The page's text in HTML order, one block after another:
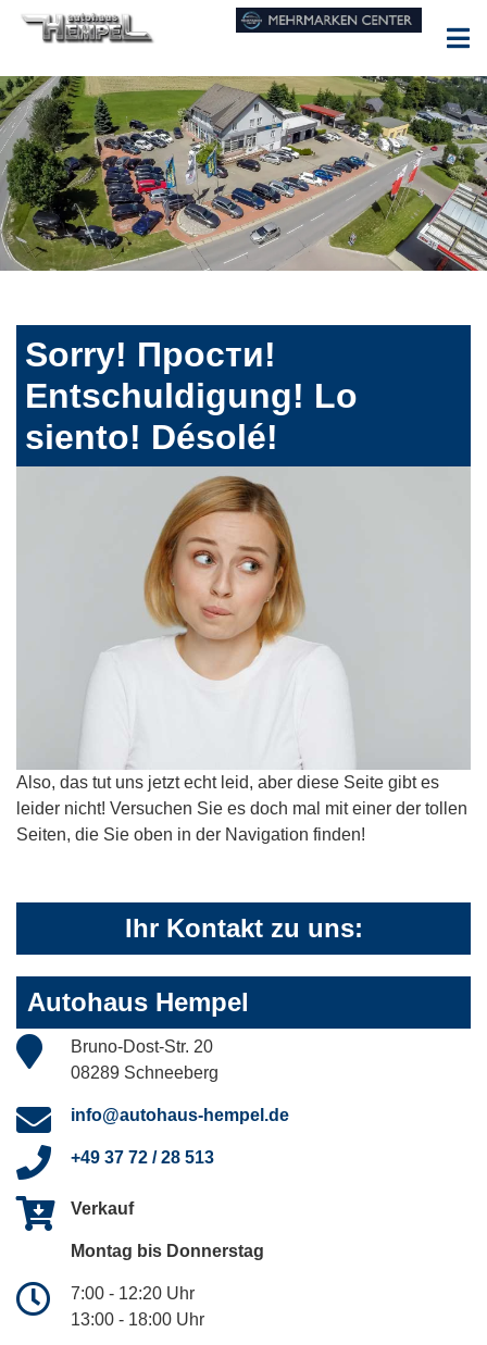
Sorry! Прости!
Entschuldigung! Lo
siento! Désolé!
Also, das tut uns jetzt echt leid, aber diese Seite gibt es
leider nicht! Versuchen Sie es doch mal mit einer der tollen
Seiten, die Sie oben in der Navigation finden!
Ihr Kontakt zu uns:
Autohaus Hempel
Bruno-Dost-Str. 20
08289 Schneeberg
info@autohaus-hempel.de
+49 37 72 / 28 513
Verkauf
Montag bis Donnerstag
7:00 - 12:20 Uhr
13:00 - 18:00 Uhr